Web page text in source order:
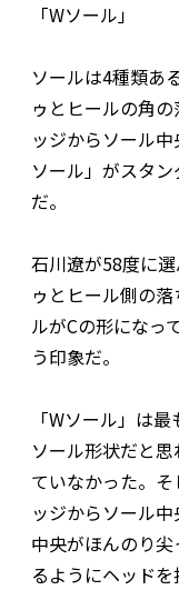
「Wソール」
ソールは4種類あ
ゥとヒールの角
ッジからソール
ソール」がスタ
だ。
石川遼が58度に
ゥとヒール側の
ルがCの形になっ
う印象だ。
「Wソール」は
ソール形状だと
ていなかった。
ッジからソール
中央がほんのり
るようにヘッド